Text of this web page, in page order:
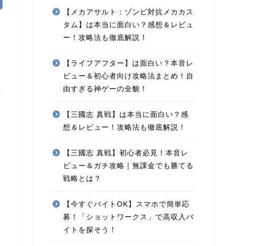
【メカアサルト：ゾンビ対抗メカカス
タム】は本当に面白い？感想＆レビュ
ー！攻略法も徹底解説！
【ライフアフター】は面白い？本音レ
ビュー＆初心者向け攻略法まとめ！自
由すぎる神ゲーの全貌！
【三國志 真戦】は本当に面白い？感
想＆レビュー！攻略法も徹底解説！
【三國志 真戦】初心者必見！本音レ
ビュー＆ガチ攻略｜無課金でも勝てる
戦略とは？
【今すぐバイトOK】スマホで簡単応
募！「ショットワークス」で高収入バ
イトを探そう！